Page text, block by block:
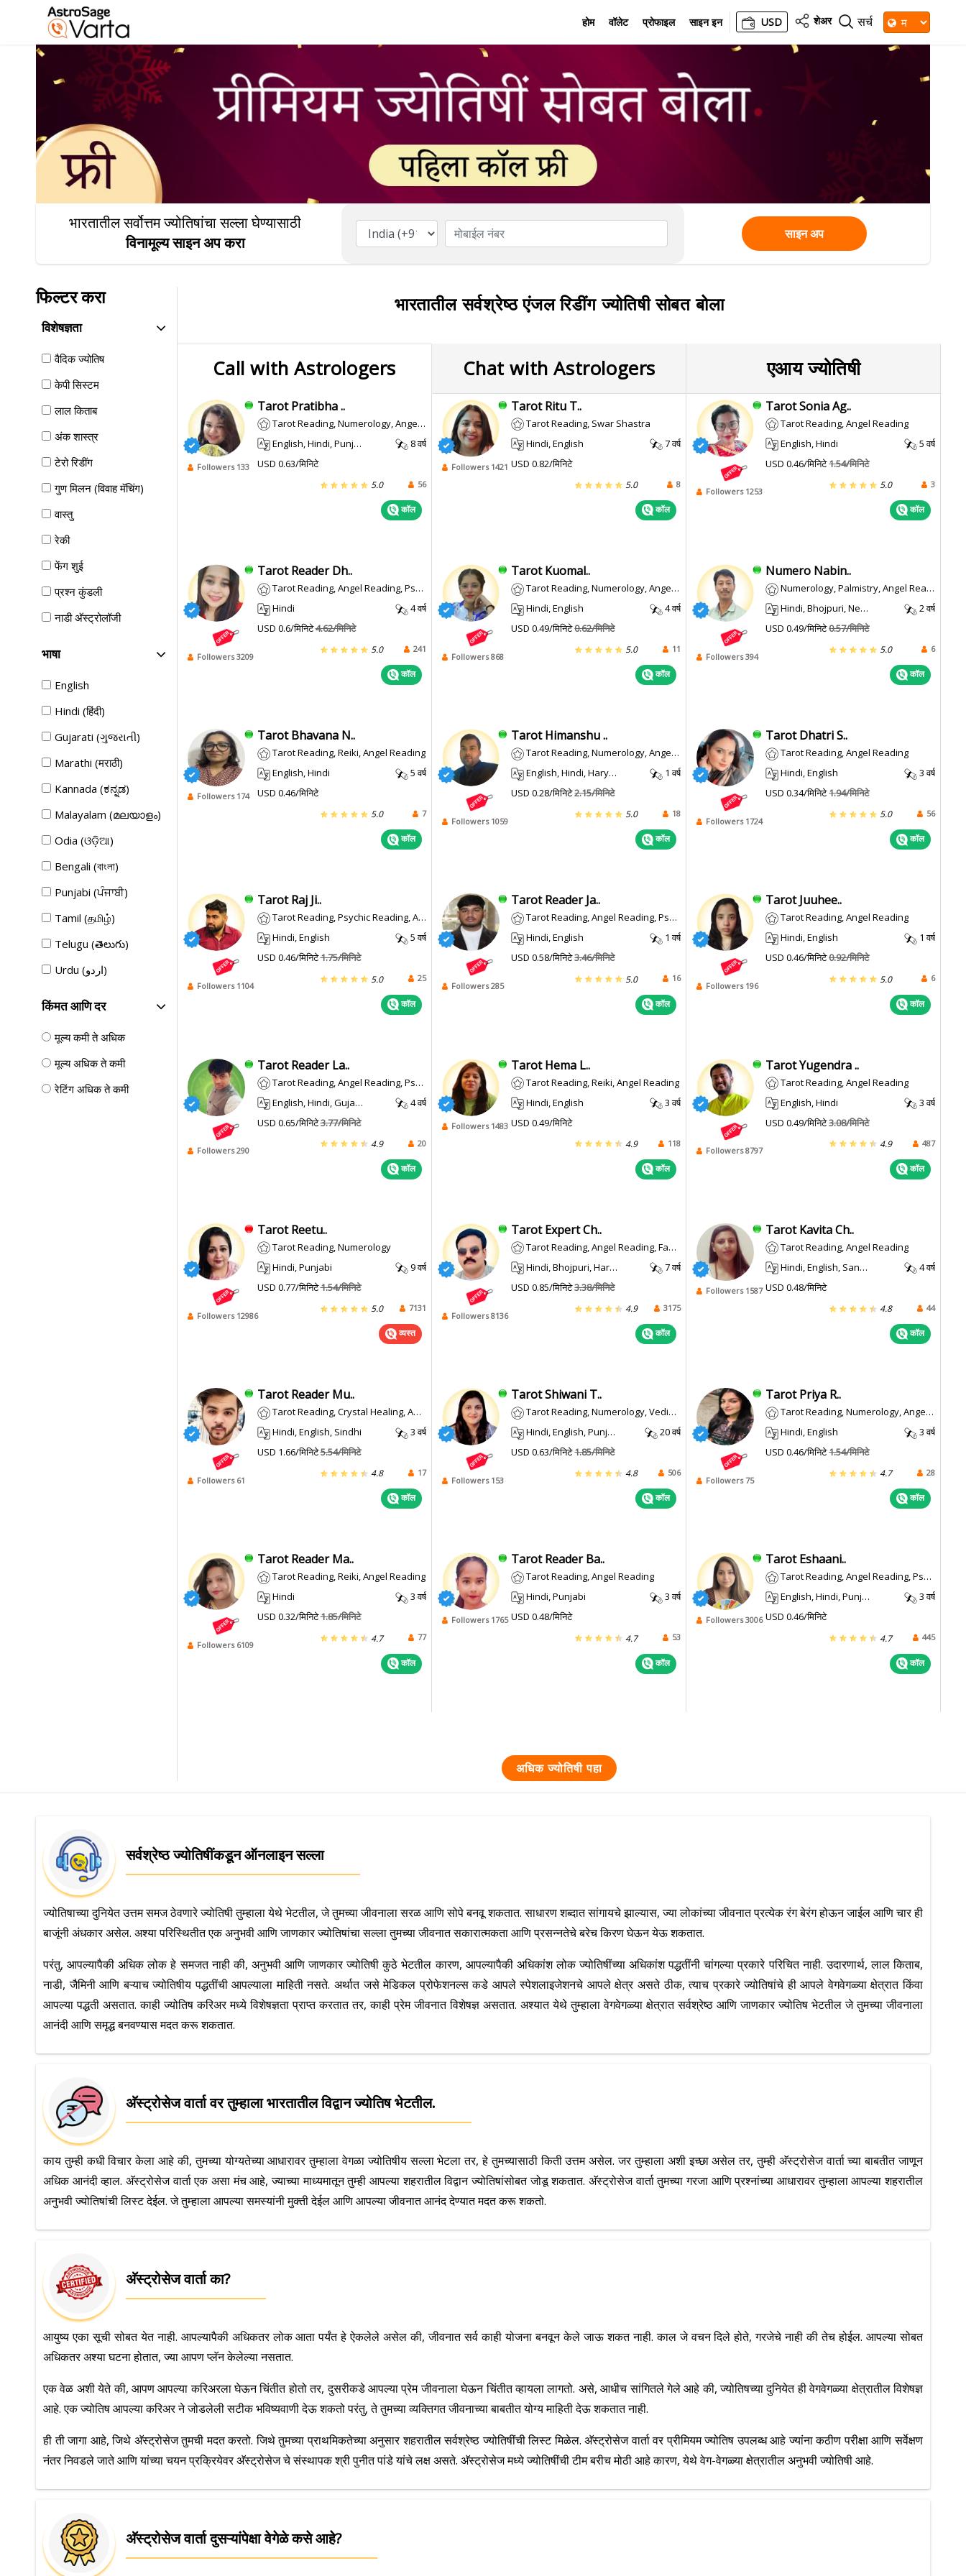
होम वॉलेट प्रोफाइल साइन इन USD शेअर सर्च
भारतातील सर्वोत्तम ज्योतिषांचा सल्ला घेण्यासाठी
विनामूल्य साइन अप करा
साइन अप
फिल्टर करा
विशेषज्ञता
वैदिक ज्योतिष
केपी सिस्टम
लाल किताब
अंक शास्त्र
टेरो रिडींग
गुण मिलन (विवाह मॅचिंग)
वास्तु
रेकी
फेंग शुई
प्रश्न कुंडली
नाडी अ‍ॅस्ट्रोलॉजी
भाषा
English
Hindi (हिंदी)
Gujarati (ગુજરાતી)
Marathi (मराठी)
Kannada (ಕನ್ನಡ)
Malayalam (മലയാളം)
Odia (ଓଡ଼ିଆ)
Bengali (বাংলা)
Punjabi (ਪੰਜਾਬੀ)
Tamil (தமிழ்)
Telugu (తెలుగు)
Urdu (اردو)
किंमत आणि दर
मूल्य कमी ते अधिक
मूल्य अधिक ते कमी
रेटिंग अधिक ते कमी
भारतातील सर्वश्रेष्ठ एंजल रिडींग ज्योतिषी सोबत बोला
एआय ज्योतिषी
Call with Astrologers Chat with Astrologers
Followers 133
Tarot Pratibha ..
Tarot Reading, Numerology, Angel Reading
English, Hindi, Punjabi
8 वर्ष
USD 0.63/मिनिटे
5.0 56
कॉल
Followers 1421
Tarot Ritu T..
Tarot Reading, Swar Shastra
Hindi, English
7 वर्ष
USD 0.82/मिनिटे
5.0 8
कॉल
Followers 1253
Tarot Sonia Ag..
Tarot Reading, Angel Reading
English, Hindi
5 वर्ष
USD 0.46/मिनिटे1.54/मिनिटे
5.0 3
कॉल
Followers 3209
Tarot Reader Dh..
Tarot Reading, Angel Reading, Psychic Reading
Hindi
4 वर्ष
USD 0.6/मिनिटे4.62/मिनिटे
5.0 241
कॉल
Followers 868
Tarot Kuomal..
Tarot Reading, Numerology, Angel Reading
Hindi, English
4 वर्ष
USD 0.49/मिनिटे0.62/मिनिटे
5.0 11
कॉल
Followers 394
Numero Nabin..
Numerology, Palmistry, Angel Reading
Hindi, Bhojpuri, Nepali, Maithili
2 वर्ष
USD 0.49/मिनिटे0.57/मिनिटे
5.0 6
कॉल
Followers 174
Tarot Bhavana N..
Tarot Reading, Reiki, Angel Reading
English, Hindi
5 वर्ष
USD 0.46/मिनिटे
5.0 7
कॉल
Followers 1059
Tarot Himanshu ..
Tarot Reading, Numerology, Angel Reading
English, Hindi, Haryanvi
1 वर्ष
USD 0.28/मिनिटे2.15/मिनिटे
5.0 18
कॉल
Followers 1724
Tarot Dhatri S..
Tarot Reading, Angel Reading
Hindi, English
3 वर्ष
USD 0.34/मिनिटे1.94/मिनिटे
5.0 56
कॉल
Followers 1104
Tarot Raj Ji..
Tarot Reading, Psychic Reading, Angel Reading
Hindi, English
5 वर्ष
USD 0.46/मिनिटे1.75/मिनिटे
5.0 25
कॉल
Followers 285
Tarot Reader Ja..
Tarot Reading, Angel Reading, Psychic Reading
Hindi, English
1 वर्ष
USD 0.58/मिनिटे3.46/मिनिटे
5.0 16
कॉल
Followers 196
Tarot Juuhee..
Tarot Reading, Angel Reading
Hindi, English
1 वर्ष
USD 0.46/मिनिटे0.92/मिनिटे
5.0 6
कॉल
Followers 290
Tarot Reader La..
Tarot Reading, Angel Reading, Psychic Reading
English, Hindi, Gujarati
4 वर्ष
USD 0.65/मिनिटे3.77/मिनिटे
4.9 20
कॉल
Followers 1483
Tarot Hema L..
Tarot Reading, Reiki, Angel Reading
Hindi, English
3 वर्ष
USD 0.49/मिनिटे
4.9 118
कॉल
Followers 8797
Tarot Yugendra ..
Tarot Reading, Angel Reading
English, Hindi
3 वर्ष
USD 0.49/मिनिटे3.08/मिनिटे
4.9 487
कॉल
Followers 12986
Tarot Reetu..
Tarot Reading, Numerology
Hindi, Punjabi
9 वर्ष
USD 0.77/मिनिटे1.54/मिनिटे
5.0 7131
व्यस्त
Followers 8136
Tarot Expert Ch..
Tarot Reading, Angel Reading, Face Reading
Hindi, Bhojpuri, Haryanvi
7 वर्ष
USD 0.85/मिनिटे3.38/मिनिटे
4.9 3175
कॉल
Followers 1587
Tarot Kavita Ch..
Tarot Reading, Angel Reading
Hindi, English, Sanskrit
4 वर्ष
USD 0.48/मिनिटे
4.8 44
कॉल
Followers 61
Tarot Reader Mu..
Tarot Reading, Crystal Healing, Angel Reading
Hindi, English, Sindhi
3 वर्ष
USD 1.66/मिनिटे5.54/मिनिटे
4.8 17
कॉल
Followers 153
Tarot Shiwani T..
Tarot Reading, Numerology, Vedic, Reiki, Angel Reading, Prashna/horary, Psychic Reading, Pendulam Dowsing, Feng Shui, Crystal Healing, Western, Palmistry, Vastu, Ashtakvarga
Hindi, English, Punjabi, Sanskrit
20 वर्ष
USD 0.63/मिनिटे1.85/मिनिटे
4.8 506
कॉल
Followers 75
Tarot Priya R..
Tarot Reading, Numerology, Angel Reading
Hindi, English
3 वर्ष
USD 0.46/मिनिटे1.54/मिनिटे
4.7 28
कॉल
Followers 6109
Tarot Reader Ma..
Tarot Reading, Reiki, Angel Reading
Hindi
3 वर्ष
USD 0.32/मिनिटे1.85/मिनिटे
4.7 77
कॉल
Followers 1765
Tarot Reader Ba..
Tarot Reading, Angel Reading
Hindi, Punjabi
3 वर्ष
USD 0.48/मिनिटे
4.7 53
कॉल
Followers 3006
Tarot Eshaani..
Tarot Reading, Angel Reading, Psychic Reading
English, Hindi, Punjabi
3 वर्ष
USD 0.46/मिनिटे
4.7 445
कॉल
अधिक ज्योतिषी पहा
सर्वश्रेष्ठ ज्योतिषींकडून ऑनलाइन सल्ला
ज्योतिषाच्या दुनियेत उत्तम समज ठेवणारे ज्योतिषी तुम्हाला येथे भेटतील, जे तुमच्या जीवनाला सरळ आणि सोपे बनवू शकतात. साधारण शब्दात सांगायचे झाल्यास, ज्या लोकांच्या जीवनात प्रत्येक रंग बेरंग होऊन जाईल आणि चार ही
बाजूंनी अंधकार असेल. अश्या परिस्थितीत एक अनुभवी आणि जाणकार ज्योतिषांचा सल्ला तुमच्या जीवनात सकारात्मकता आणि प्रसन्नतेचे बरेच किरण घेऊन येऊ शकतात.
परंतु, आपल्यापैकी अधिक लोक हे समजत नाही की, अनुभवी आणि जाणकार ज्योतिषी कुठे भेटतील कारण, आपल्यापैकी अधिकांश लोक ज्योतिषींच्या अधिकांश पद्धतींनी चांगल्या प्रकारे परिचित नाही. उदारणार्थ, लाल किताब,
नाडी, जैमिनी आणि बऱ्याच ज्योतिषीय पद्धतींची आपल्याला माहिती नसते. अर्थात जसे मेडिकल प्रोफेशनल्स कडे आपले स्पेशलाइजेशनचे आपले क्षेत्र असते ठीक, त्याच प्रकारे ज्योतिषांचे ही आपले वेगवेगळ्या क्षेत्रात किंवा
आपल्या पद्धती असतात. काही ज्योतिष करिअर मध्ये विशेषज्ञता प्राप्त करतात तर, काही प्रेम जीवनात विशेषज्ञ असतात. अश्यात येथे तुम्हाला वेगवेगळ्या क्षेत्रात सर्वश्रेष्ठ आणि जाणकार ज्योतिष भेटतील जे तुमच्या जीवनाला
आनंदी आणि समृद्ध बनवण्यास मदत करू शकतात.
अ‍ॅस्ट्रोसेज वार्ता वर तुम्हाला भारतातील विद्वान ज्योतिष भेटतील.
काय तुम्ही कधी विचार केला आहे की, तुमच्या योग्यतेच्या आधारावर तुम्हाला वेगळा ज्योतिषीय सल्ला भेटला तर, हे तुमच्यासाठी किती उत्तम असेल. जर तुम्हाला अशी इच्छा असेल तर, तुम्ही अ‍ॅस्ट्रोसेज वार्ता च्या बाबतीत जाणून
अधिक आनंदी व्हाल. अ‍ॅस्ट्रोसेज वार्ता एक असा मंच आहे, ज्याच्या माध्यमातून तुम्ही आपल्या शहरातील विद्वान ज्योतिषांसोबत जोडू शकतात. अ‍ॅस्ट्रोसेज वार्ता तुमच्या गरजा आणि प्रश्नांच्या आधारावर तुम्हाला आपल्या शहरातील
अनुभवी ज्योतिषांची लिस्ट देईल. जे तुम्हाला आपल्या समस्यांनी मुक्ती देईल आणि आपल्या जीवनात आनंद देण्यात मदत करू शकतो.
अ‍ॅस्ट्रोसेज वार्ता का?
आयुष्य एका सूची सोबत येत नाही. आपल्यापैकी अधिकतर लोक आता पर्यंत हे ऐकलेले असेल की, जीवनात सर्व काही योजना बनवून केले जाऊ शकत नाही. काल जे वचन दिले होते, गरजेचे नाही की तेच होईल. आपल्या सोबत
अधिकतर अश्या घटना होतात, ज्या आपण प्लॅन केलेल्या नसतात.
एक वेळ अशी येते की, आपण आपल्या करिअरला घेऊन चिंतीत होतो तर, दुसरीकडे आपल्या प्रेम जीवनाला घेऊन चिंतीत व्हायला लागतो. असे, आधीच सांगितले गेले आहे की, ज्योतिषच्या दुनियेत ही वेगवेगळ्या क्षेत्रातील विशेषज्ञ
आहे. एक ज्योतिष आपल्या करिअर ने जोडलेली सटीक भविष्यवाणी देऊ शकतो परंतु, ते तुमच्या व्यक्तिगत जीवनाच्या बाबतीत योग्य माहिती देऊ शकतात नाही.
ही ती जागा आहे, जिथे अ‍ॅस्ट्रोसेज तुमची मदत करतो. जिथे तुमच्या प्राथमिकतेच्या अनुसार शहरातील सर्वश्रेष्ठ ज्योतिषींची लिस्ट मिळेल. अ‍ॅस्ट्रोसेज वार्ता वर प्रीमियम ज्योतिष उपलब्ध आहे ज्यांना कठीण परीक्षा आणि सर्वेक्षण
नंतर निवडले जाते आणि यांच्या चयन प्रक्रियेवर अ‍ॅस्ट्रोसेज चे संस्थापक श्री पुनीत पांडे यांचे लक्ष असते. अ‍ॅस्ट्रोसेज मध्ये ज्योतिषींची टीम बरीच मोठी आहे कारण, येथे वेग-वेगळ्या क्षेत्रातील अनुभवी ज्योतिषी आहे.
अ‍ॅस्ट्रोसेज वार्ता दुसऱ्यांपेक्षा वेगेळे कसे आहे?